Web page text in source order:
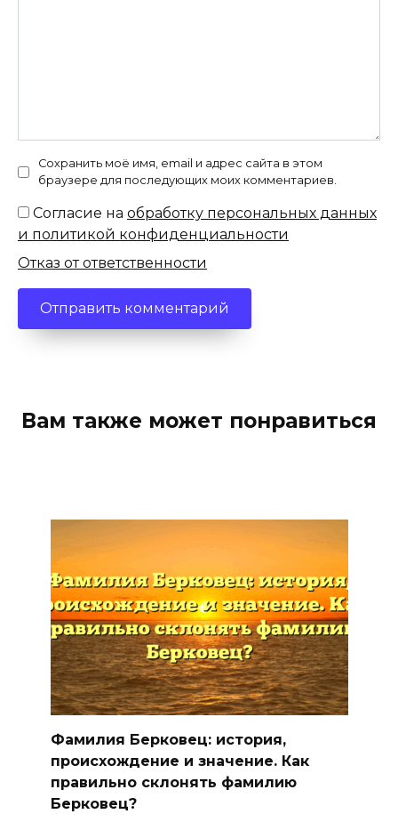
Сохранить моё имя, email и адрес сайта в этом
браузере для последующих моих комментариев.
Согласие на обработку персональных данных
и политикой конфиденциальности
Отказ от ответственности
Вам также может понравиться
Фамилия Берковец: история,
происхождение и значение. Как
правильно склонять фамилию
Берковец?